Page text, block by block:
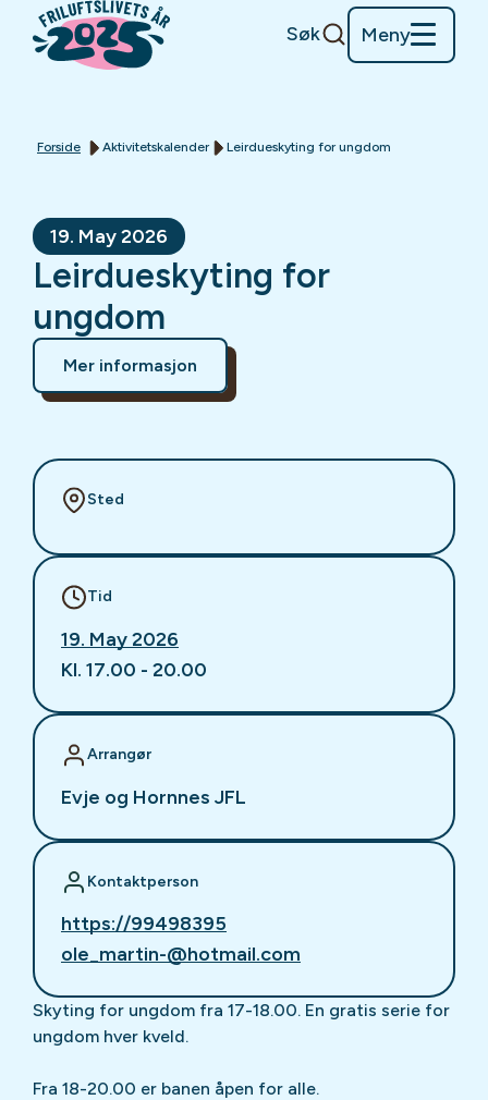
Søk Meny
Forside Aktivitetskalender Leirdueskyting for ungdom
19. May 2026
Leirdueskyting for
ungdom
Mer informasjon
Sted
Tid
19. May 2026
Kl. 17.00 - 20.00
Arrangør
Evje og Hornnes JFL
Kontaktperson
https://99498395
ole_martin-@hotmail.com
Skyting for ungdom fra 17-18.00. En gratis serie for
ungdom hver kveld.
Fra 18-20.00 er banen åpen for alle.